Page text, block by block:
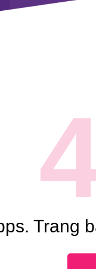
Trang